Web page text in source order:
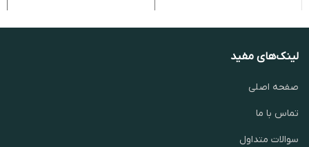
لینک‌های مفید
صفحه اصلی
تماس با ما
سوالات متداول